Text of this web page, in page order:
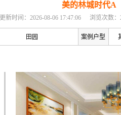
美的林城时代A
更新时间：2026-08-06 17:47:06 浏览次数：
田园 案例户型